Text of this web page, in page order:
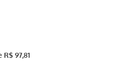
R$ 97,81